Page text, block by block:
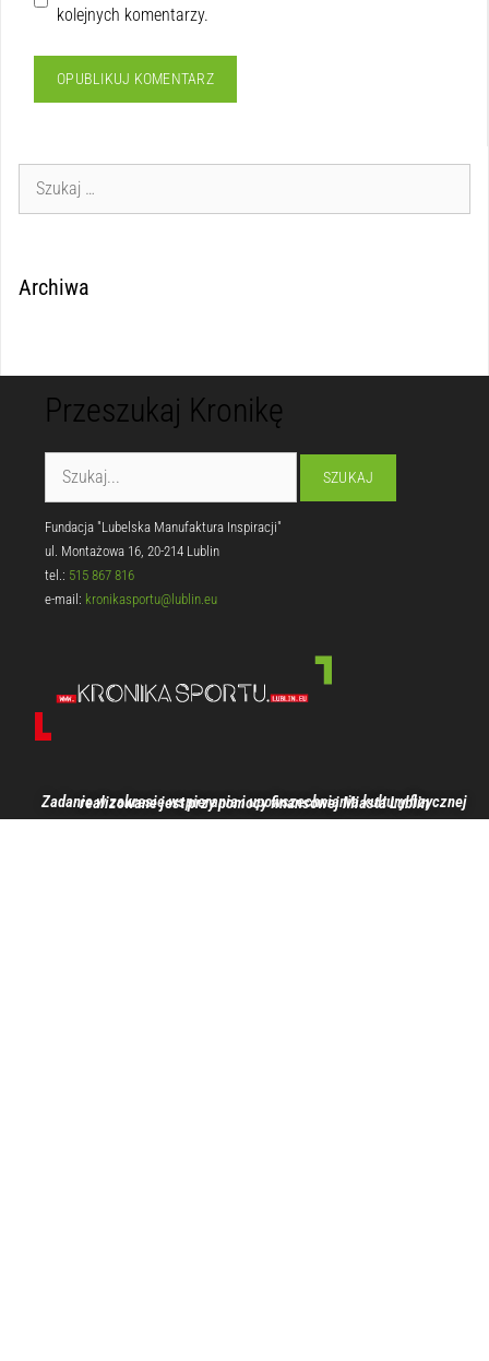
kolejnych komentarzy.
Archiwa
Przeszukaj Kronikę
Fundacja "Lubelska Manufaktura Inspiracji"
ul. Montażowa 16, 20-214 Lublin
tel.: 515 867 816
e-mail: kronikasportu@lublin.eu
Zadanie w zakresie wspierania i upowszechniania kultury fizycznej realizowane jest przy pomocy finansowej Miasta Lublin